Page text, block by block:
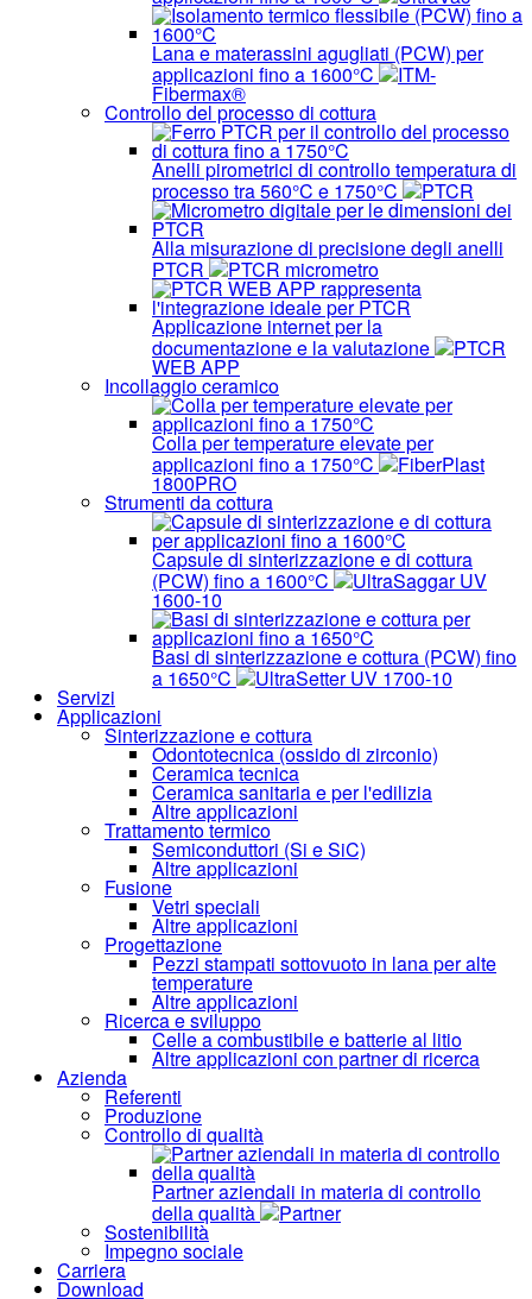
Lana e materassini agugliati (PCW) per
applicazioni fino a 1600°C ITM-
Fibermax®
Controllo del processo di cottura
Anelli pirometrici di controllo temperatura di
processo tra 560°C e 1750°C PTCR
Alla misurazione di precisione degli anelli
PTCR PTCR micrometro
Applicazione internet per la
documentazione e la valutazione PTCR
WEB APP
Incollaggio ceramico
Colla per temperature elevate per
applicazioni fino a 1750°C FiberPlast
1800PRO
Strumenti da cottura
Capsule di sinterizzazione e di cottura
(PCW) fino a 1600°C UltraSaggar UV
1600-10
Basi di sinterizzazione e cottura (PCW) fino
a 1650°C UltraSetter UV 1700-10
Servizi
Applicazioni
Sinterizzazione e cottura
Odontotecnica (ossido di zirconio)
Ceramica tecnica
Ceramica sanitaria e per l'edilizia
Altre applicazioni
Trattamento termico
Semiconduttori (Si e SiC)
Altre applicazioni
Fusione
Vetri speciali
Altre applicazioni
Progettazione
Pezzi stampati sottovuoto in lana per alte
temperature
Altre applicazioni
Ricerca e sviluppo
Celle a combustibile e batterie al litio
Altre applicazioni con partner di ricerca
Azienda
Referenti
Produzione
Controllo di qualità
Partner aziendali in materia di controllo
della qualità Partner
Sostenibilità
Impegno sociale
Carriera
Download